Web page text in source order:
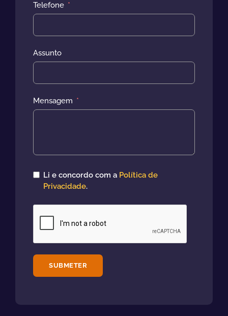
Telefone
Assunto
Mensagem
Li e concordo com a Política de
Privacidade.
SUBMETER